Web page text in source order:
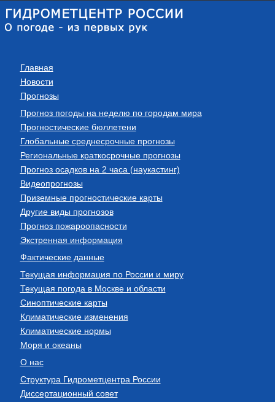
Главная
Новости
Прогнозы
Прогноз погоды на неделю по городам мира
Прогностические бюллетени
Глобальные среднесрочные прогнозы
Региональные краткосрочные прогнозы
Прогноз осадков на 2 часа (наукастинг)
Видеопрогнозы
Приземные прогностические карты
Другие виды прогнозов
Прогноз пожароопасности
Экстренная информация
Фактические данные
Текущая информация по России и миру
Текущая погода в Москве и области
Синоптические карты
Климатические изменения
Климатические нормы
Моря и океаны
О нас
Структура Гидрометцентра России
Диссертационный совет